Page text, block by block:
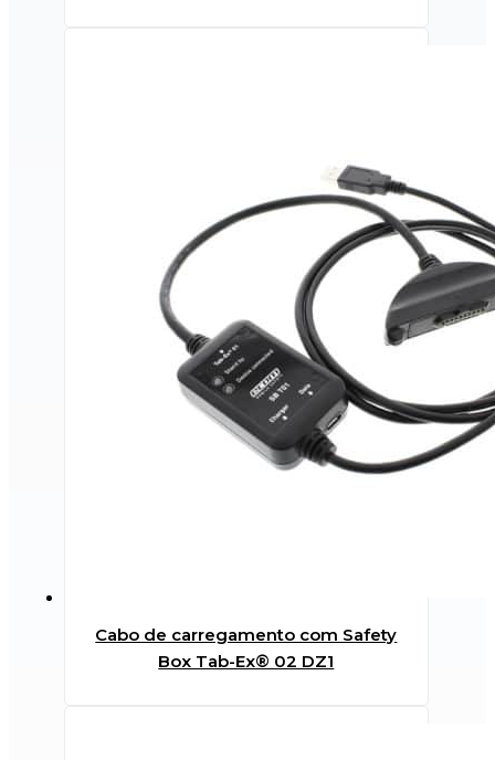
Cabo de carregamento com Safety
Box Tab-Ex® 02 DZ1